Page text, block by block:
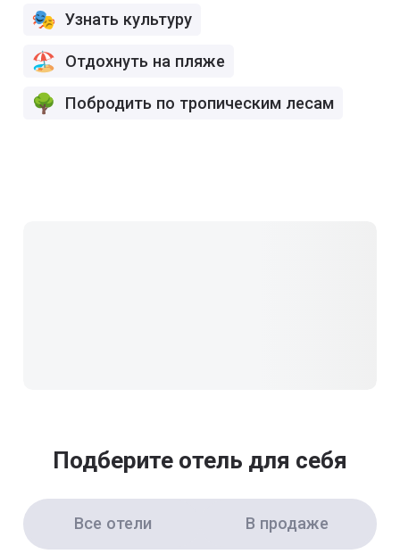
Узнать культуру
Отдохнуть на пляже
Побродить по тропическим лесам
Подберите отель для себя
Все отели В продаже